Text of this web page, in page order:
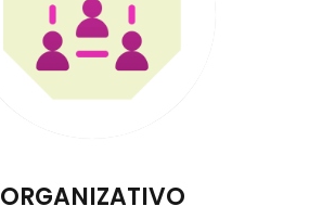
ORGANIZATIVO